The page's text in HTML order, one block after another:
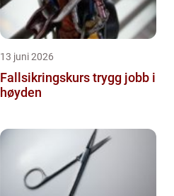
13 juni 2026
Fallsikringskurs trygg jobb i
høyden